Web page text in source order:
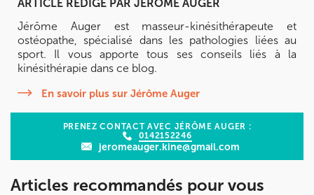
ARTICLE RÉDIGÉ PAR JÉRÔME AUGER
Jérôme Auger est masseur-kinésithérapeute et
ostéopathe, spécialisé dans les pathologies liées au
sport. Il vous apporte tous ses conseils liés à la
kinésithérapie dans ce blog.
En savoir plus sur Jérôme Auger
PRENEZ CONTACT AVEC JÉRÔME AUGER :
0142152246
jeromeauger.kine@gmail.com
Articles recommandés pour vous